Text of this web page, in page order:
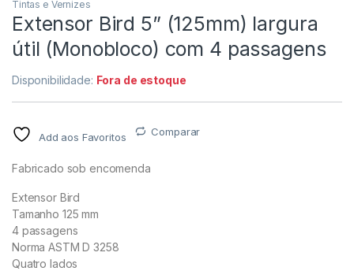
Tintas e Vernizes
Extensor Bird 5” (125mm) largura
útil (Monobloco) com 4 passagens
Disponibilidade: Fora de estoque
Add aos Favoritos Comparar
Fabricado sob encomenda
Extensor Bird
Tamanho 125 mm
4 passagens
Norma ASTM D 3258
Quatro lados